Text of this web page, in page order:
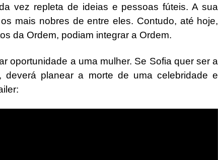
vez repleta de ideias e pessoas fúteis. A sua
mais nobres de entre eles. Contudo, até hoje,
da Ordem, podiam integrar a Ordem.
oportunidade a uma mulher. Se Sofia quer ser a
deverá planear a morte de uma celebridade e